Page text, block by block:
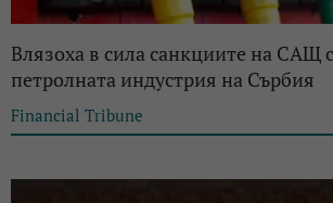
Влязоха в сила санкциите на САЩ
петролната индустрия на Сърбия
Financial Tribune